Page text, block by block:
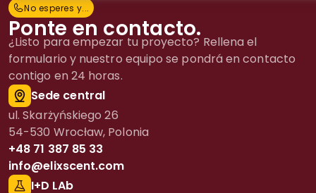
No esperes y...
No esperes y...
Ponte en contacto.
¿Listo para empezar tu proyecto? Rellena el
formulario y nuestro equipo se pondrá en contacto
contigo en 24 horas.
Sede central
ul. Skarżyńskiego 26
54-530 Wrocław, Polonia
+48 71 387 85 33
info@elixscent.com
I+D LAb